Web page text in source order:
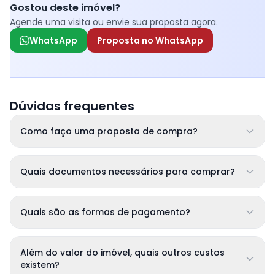
Gostou deste imóvel?
Agende uma visita ou envie sua proposta agora.
WhatsApp
Proposta no WhatsApp
Dúvidas frequentes
Como faço uma proposta de compra?
Quais documentos necessários para comprar?
Quais são as formas de pagamento?
Além do valor do imóvel, quais outros custos
existem?